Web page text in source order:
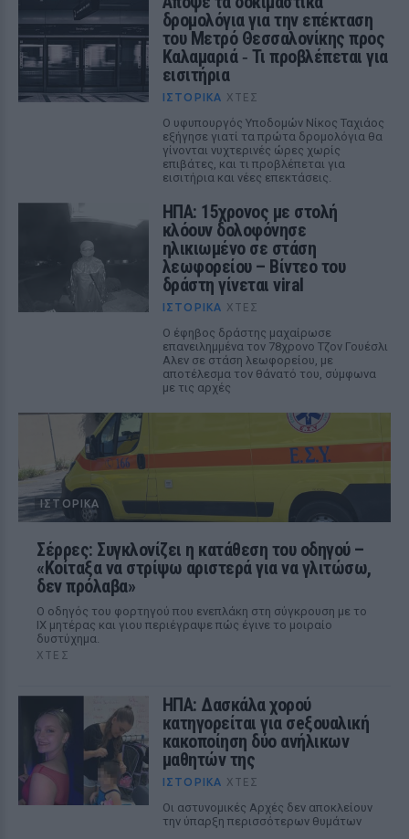
δρομολόγια για την επέκταση
του Μετρό Θεσσαλονίκης προς
Καλαμαριά ‑ Τι προβλέπεται για
εισιτήρια
ΙΣΤΟΡΙΚΆ ΧΤΕΣ
Ο υφυπουργός Υποδομών Νίκος Ταχιάος
εξήγησε γιατί τα πρώτα δρομολόγια θα
γίνονται νυχτερινές ώρες χωρίς
επιβάτες, και τι προβλέπεται για
εισιτήρια και νέες επεκτάσεις.
ΗΠΑ: 15χρονος με στολή
κλόουν δολοφόνησε
ηλικιωμένο σε στάση
λεωφορείου – Βίντεο του
δράστη γίνεται viral
ΙΣΤΟΡΙΚΆ ΧΤΕΣ
Ο έφηβος δράστης μαχαίρωσε
επανειλημμένα τον 78χρονο Τζον Γουέσλι
Αλεν σε στάση λεωφορείου, με
αποτέλεσμα τον θάνατό του, σύμφωνα
με τις αρχές
ΙΣΤΟΡΙΚΆ
Σέρρες: Συγκλονίζει η κατάθεση του οδηγού –
«Κοίταξα να στρίψω αριστερά για να γλιτώσω,
δεν πρόλαβα»
Ο οδηγός του φορτηγού που ενεπλάκη στη σύγκρουση με το
ΙΧ μητέρας και γιου περιέγραψε πώς έγινε το μοιραίο
δυστύχημα.
ΧΤΕΣ
ΗΠΑ: Δασκάλα χορού
κατηγορείται για σeξουαλική
κακοποίηση δύο ανήλικων
μαθητών της
ΙΣΤΟΡΙΚΆ ΧΤΕΣ
Οι αστυνομικές Αρχές δεν αποκλείουν
την ύπαρξη περισσότερων θυμάτων